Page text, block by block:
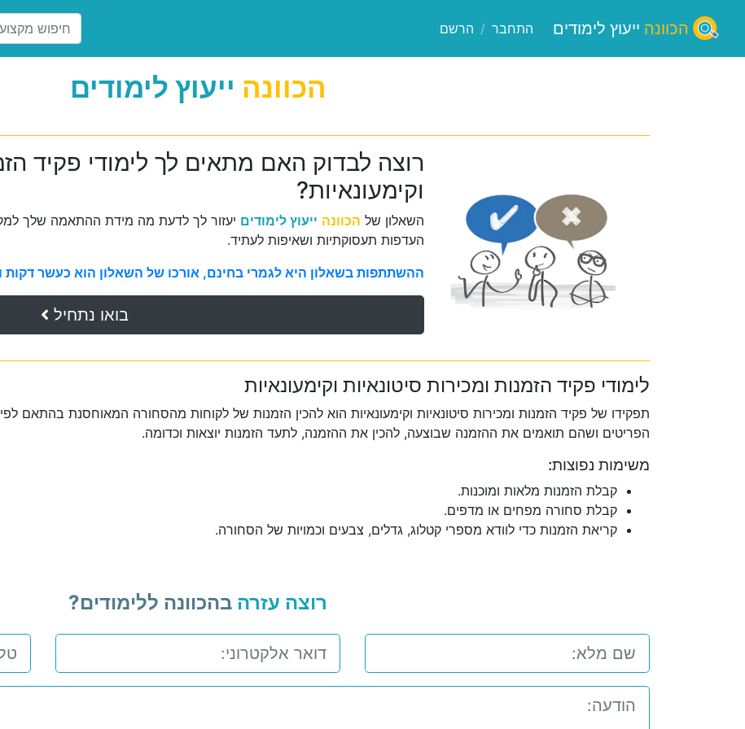
הכוונה ייעוץ לימודים התחבר / הרשם
הכוונה ייעוץ לימודים
רוצה לבדוק האם מתאים לך לימודי פקיד
וקימעונאיות?
השאלון של הכוונה ייעוץ לימודים יעזור לך לדעת מה מידת ההתאמה שלך
העדפות תעסוקתיות ושאיפות לעתיד.
ההשתתפות בשאלון היא לגמרי בחינם, אורכו של השאלון הוא כעשר דקות
בואו נתחיל
לימודי פקיד הזמנות ומכירות סיטונאיות וקימעונאיות
תפקידו של פקיד הזמנות ומכירות סיטונאיות וקימעונאיות הוא להכין הזמנות של לקוחות מהסחורה המאוחסנת בהתאם
הפריטים ושהם תואמים את ההזמנה שבוצעה, להכין את ההזמנה, לתעד הזמנות יוצאות וכדומה.
משימות נפוצות:
קבלת הזמנות מלאות ומוכנות.
קבלת סחורה מפחים או מדפים.
קריאת הזמנות כדי לוודא מספרי קטלוג, גדלים, צבעים וכמויות של הסחורה.
רוצה עזרה בהכוונה ללימודים?